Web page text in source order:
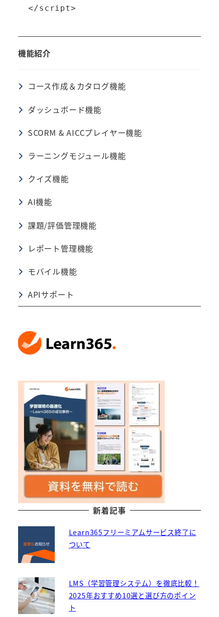
  </script>
機能紹介
コース作成＆カタログ機能
ダッシュボード機能
SCORM & AICCプレイヤー機能
ラーニングモジュール機能
クイズ機能
AI機能
課題/評価管理機能
レポート管理機能
モバイル機能
APIサポート
新着記事
Learn365フリーミアムサービス終了に
ついて
LMS（学習管理システム）を徹底比較！
2025年おすすめ10選と選び方のポイン
ト